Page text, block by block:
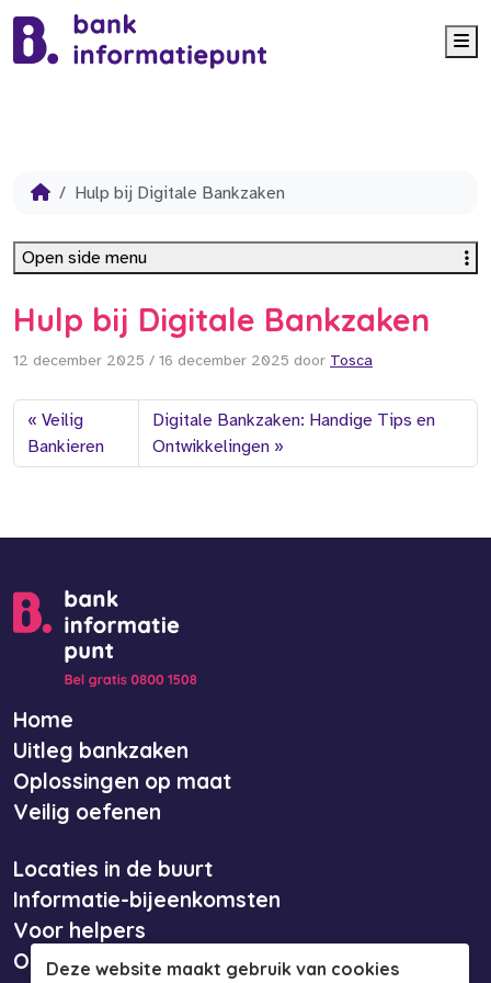
Hulp bij Digitale Bankzaken
Hulp bij Digitale Bankzaken
12 december 2025 / 16 december 2025 door Tosca
Veilig
Bankieren
Digitale Bankzaken: Handige Tips en
Ontwikkelingen
Open side menu
Home
Uitleg bankzaken
Oplossingen op maat
Veilig oefenen
Locaties in de buurt
Informatie-bijeenkomsten
Voor helpers
Over ons
Deze website maakt gebruik van cookies